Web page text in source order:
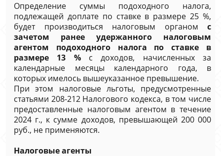
Определение суммы подоходного налога,
подлежащей доплате по ставке в размере 25 %,
будет производиться налоговым органом с
зачетом ранее удержанного налоговым
агентом подоходного налога по ставке в
размере 13 %с доходов, начисленных за
календарные месяцы календарного года, в
которых имелось вышеуказанное превышение.
При этом налоговые льготы, предусмотренные
статьями 208-212 Налогового кодекса, в том числе
предоставленные налоговым агентом в течение
2024 г., к сумме доходов, превышающей 200 000
руб., не применяются.
Налоговые агенты